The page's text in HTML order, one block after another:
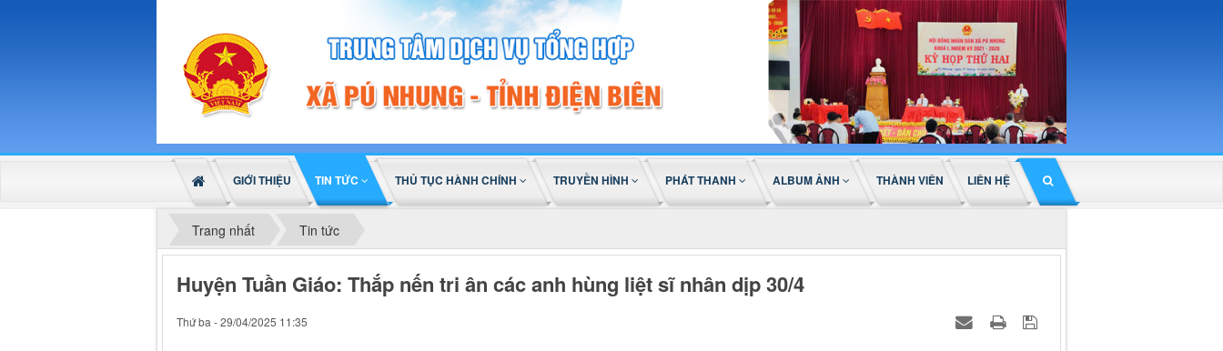
GIỚI THIỆU TIN TỨC THỦ TỤC HÀNH CHÍNH TRUYỀN HÌNH PHÁT THANH ALBUM ẢNH THÀNH VIÊN LIÊN HỆ
Trang nhất Tin tức
Huyện Tuần Giáo: Thắp nến tri ân các anh hùng liệt sĩ nhân dịp 30/4
Thứ ba - 29/04/2025 11:35